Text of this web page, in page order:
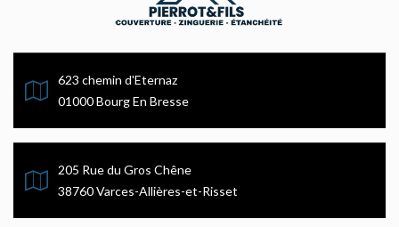
623 chemin d'Eternaz
01000 Bourg En Bresse
205 Rue du Gros Chêne
38760 Varces-Allières-et-Risset